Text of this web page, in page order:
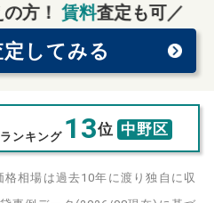
方！ 賃料査定も可／
してみる
ンキング 13位 中野区
相場は過去10年に渡り独自に収